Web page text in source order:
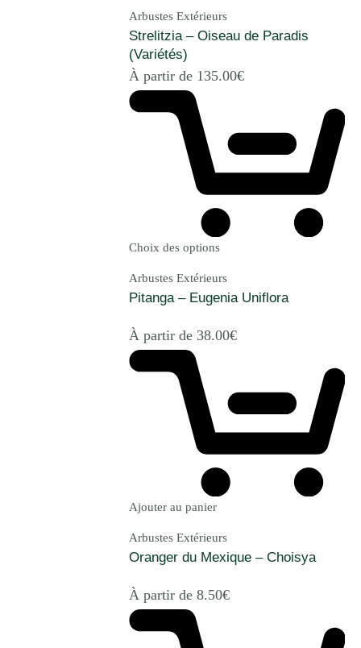
Arbustes Extérieurs
Strelitzia – Oiseau de Paradis
(Variétés)
À partir de 135.00€
Choix des options
Arbustes Extérieurs
Pitanga – Eugenia Uniflora
À partir de 38.00€
Ajouter au panier
Arbustes Extérieurs
Oranger du Mexique – Choisya
À partir de 8.50€